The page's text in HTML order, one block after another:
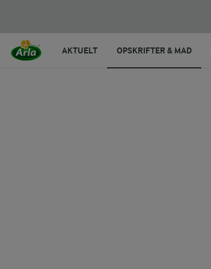
AKTUELT OPSKRIFTER & MAD